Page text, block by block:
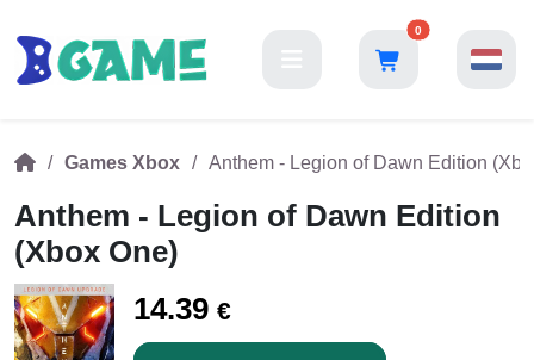
0
Games Xbox Anthem - Legion of Dawn Edition
Anthem - Legion of Dawn Edition
(Xbox One)
14.39 €